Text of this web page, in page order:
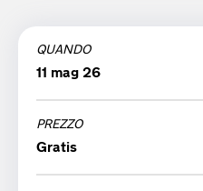
QUANDO
11 mag 26
lunedì 11 maggio '26
PREZZO
Gratis